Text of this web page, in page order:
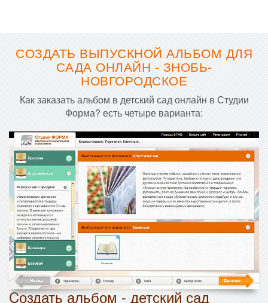
СОЗДАТЬ ВЫПУСКНОЙ АЛЬБОМ ДЛЯ
САДА ОНЛАЙН - ЗНОБЬ-
НОВГОРОДСКОЕ
Как заказать альбом в детский сад онлайн в Студии
Форма? есть четыре варианта:
Cоздать альбом - детский сад